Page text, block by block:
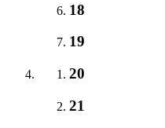
18
19
20
21